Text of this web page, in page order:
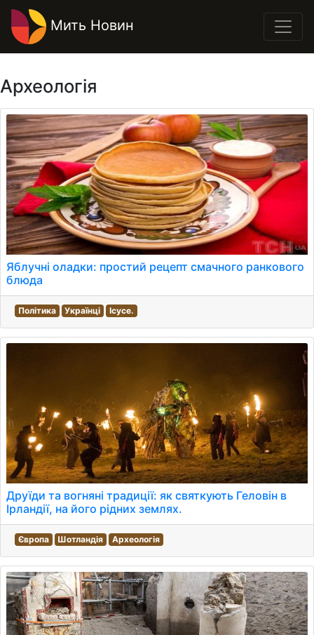
Мить Новин
Археологія
Яблучні оладки: простий рецепт смачного ранкового
блюда
Політика Українці Ісусе.
Друїди та вогняні традиції: як святкують Геловін в
Ірландії, на його рідних землях.
Європа Шотландія Археологія